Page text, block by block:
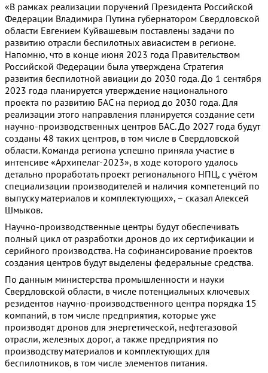
«В рамках реализации поручений Президента Российской
Федерации Владимира Путина губернатором Свердловской
области Евгением Куйвашевым поставлены задачи по
развитию отрасли беспилотных авиасистем в регионе.
Напомню, что в конце июня 2023 года Правительством
Российской Федерации была утверждена Стратегия
развития беспилотной авиации до 2030 года. До 1 сентября
2023 года планируется утверждение национального
проекта по развитию БАС на период до 2030 года. Для
реализации этого направления планируется создание сети
научно-производственных центров БАС. До 2027 года будут
созданы 48 таких центров, в том числе в Свердловской
области. Команда региона успешно приняла участие в
интенсиве «Архипелаг-2023», в ходе которого удалось
детально проработать проект регионального НПЦ, с учётом
специализации производителей и наличия компетенций по
выпуску материалов и комплектующих», – сказал Алексей
Шмыков.
Научно-производственные центры будут обеспечивать
полный цикл от разработки дронов до их сертификации и
серийного производства. На софинансирование проектов
создания центров будут выделены федеральные средства.
По данным министерства промышленности и науки
Свердловской области, в числе потенциальных ключевых
резидентов научно-производственного центра порядка 15
компаний, в том числе предприятия, которые уже
производят дронов для энергетической, нефтегазовой
отрасли, железных дорог, а также предприятия по
производству материалов и комплектующих для
беспилотников, в том числе элементов питания.